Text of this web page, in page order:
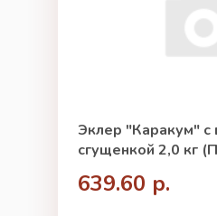
Эклер "Каракум" с
сгущенкой 2,0 кг
639.60 р.